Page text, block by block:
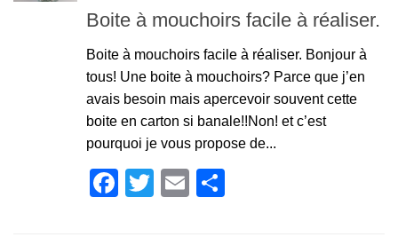
Boite à mouchoirs facile à réaliser.
Boite à mouchoirs facile à réaliser. Bonjour à
tous! Une boite à mouchoirs? Parce que j’en
avais besoin mais apercevoir souvent cette
boite en carton si banale!!Non! et c’est
pourquoi je vous propose de...
Facebook
TwitterEmail